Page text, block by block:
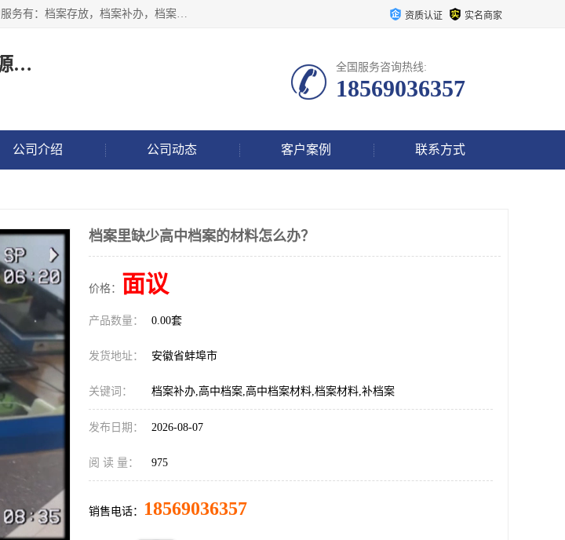
长沙毕业帮人力资源咨询有限责任公司是一家拥有8年多经验的人事服务代理机构。主要的服务有：档案存放，档案补办，档案激活，档案查询，档案查找，档案托管，档案调取，档案异地代办，档案异常处理 等；提供毕业档案处理、人事档案服务、商务代理代办、个人档案等服务，同时办事过程全程与客户沟通，确保真实、安全、可靠！ 资质认证 实名商家
长沙高新技术产业开发区毕业帮人力资源咨询有限责任公司 全国服务咨询热线:
18569036357
公司介绍 公司动态 客户案例 联系方式
档案里缺少高中档案的材料怎么办？
价格： 面议
产品数量： 0.00套
发货地址： 安徽省蚌埠市
关键词： 档案补办,高中档案,高中档案材料,档案材料,补档案
发布日期： 2026-08-07
阅 读 量： 975
销售电话： 18569036357